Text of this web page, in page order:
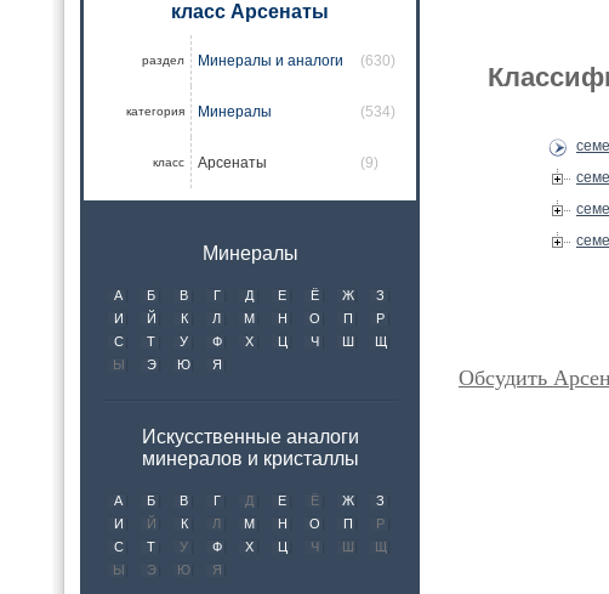
класс Арсенаты
раздел Минералы и аналоги (630)
категория Минералы (534)
класс Арсенаты (9)
Минералы
А Б В Г Д Е Ё Ж
З
И
Й К Л М Н О П
Р
С
Т У Ф Х Ц Ч Ш
Щ
Ы
Э Ю Я
Искусственные аналоги
минералов и кристаллы
А Б В Г Д Е Ё Ж
З
И
Й К Л М Н О П
Р
С
Т У Ф Х Ц Ч Ш
Щ
Ы
Э Ю Я
Обсудить